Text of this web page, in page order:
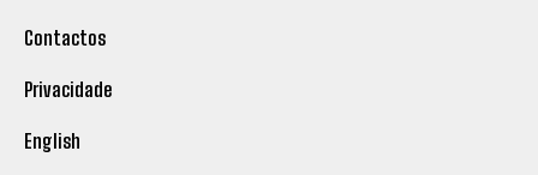
Contactos
Privacidade
English